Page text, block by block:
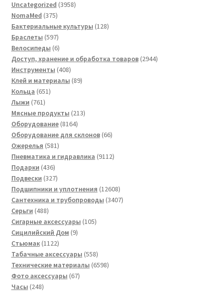
Uncategorized 39583958
NomaMed 375375
товаров
Бактериальные культуры 128128
Браслеты 597597
товаров
Велосипеды 66
товаров
Доступ, хранение и обработка товаров 29442944
Инструменты 408408
товаров
Клей и материалы 8989
Кольца 651651
Лыжи 761761
товар
Мясные продукты 213213
Оборудование 81648164
товара
Оборудование для склонов 6666
Ожерелья 581581
товар
Пневматика и гидравлика 91129112
Подарки 436436
товаров
Подвески 327327
товаров
Подшипники и уплотнения 1260812608
товаров
Сантехника и трубопроводы 34073407
Серьги 488488
товаров
Сигарные аксессуары 105105
Сицилийский Дом 99
Стьюмак 11221122
товара
Табачные аксессуары 558558
товаров
Технические материалы 65986598
Фото аксессуары 6767
Часы 248248